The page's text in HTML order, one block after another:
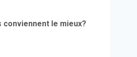
conviennent le mieux?